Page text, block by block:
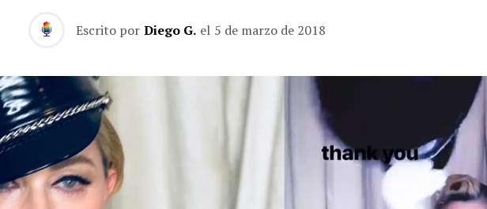
Escrito por Diego G. el 5 de marzo de 2018